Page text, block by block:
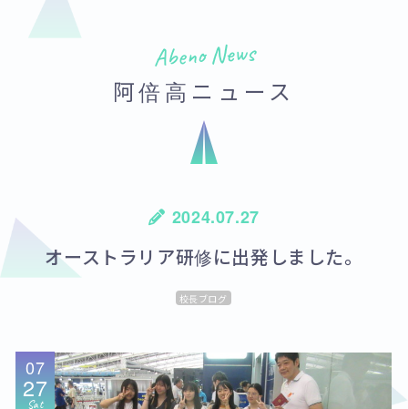
Abeno News
阿倍高ニュース
2024.07.27
オーストラリア研修に出発しました。
校長ブログ
07
27
Sat